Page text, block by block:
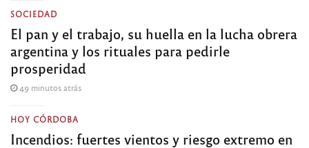
SOCIEDAD
El pan y el trabajo, su huella en la lucha obrera
argentina y los rituales para pedirle
prosperidad
49 minutos atrás
HOY CÓRDOBA
Incendios: fuertes vientos y riesgo extremo en